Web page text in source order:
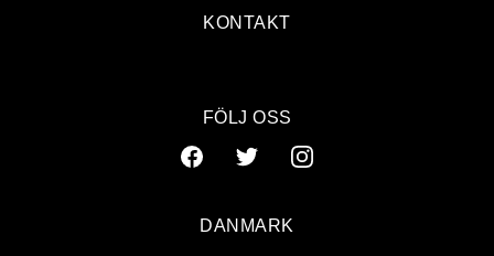
KONTAKT
FÖLJ OSS
DANMARK